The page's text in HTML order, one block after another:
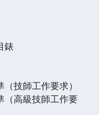
錶
技師工作要求）
（高級技師工作要